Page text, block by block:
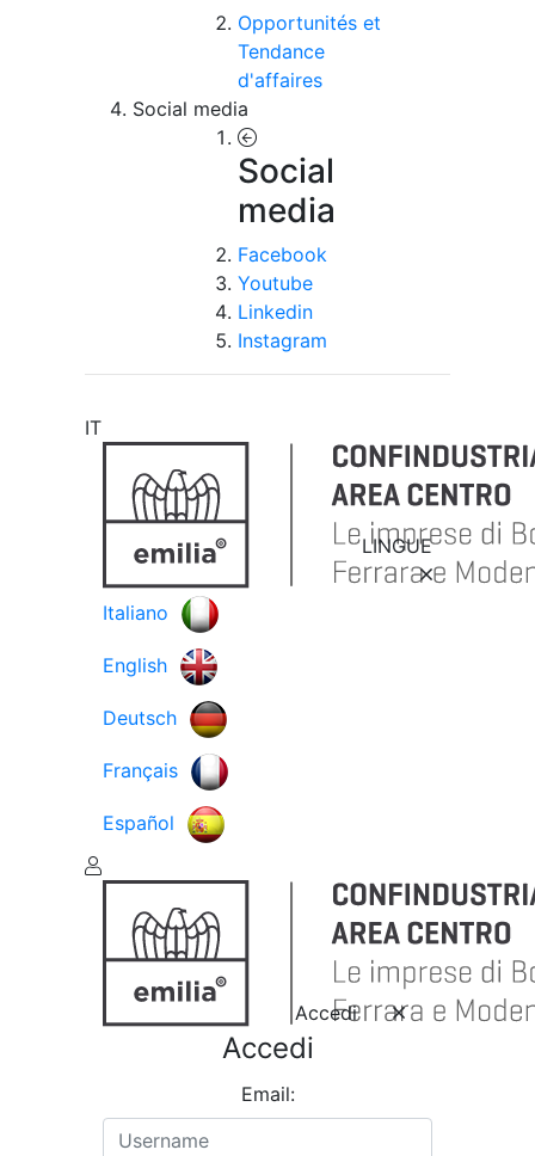
Opportunités et
Tendance
d'affaires
Social media
Social
media
Facebook
Youtube
Linkedin
Instagram
IT
LINGUE
Italiano
English
Deutsch
Français
Español
Accedi
Accedi
Email: